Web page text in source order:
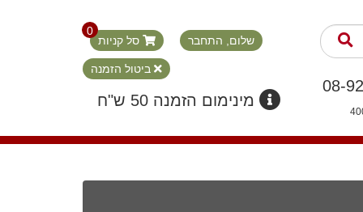
סל קניות
0
שלום, התחבר
ביטול הזמנה
מינימום הזמנה 50 ש"ח